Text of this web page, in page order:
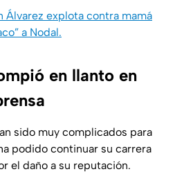
Álvarez explota contra mamá
a Nodal.
en llanto en
sido muy complicados para
podido continuar su carrera
el daño a su reputación.